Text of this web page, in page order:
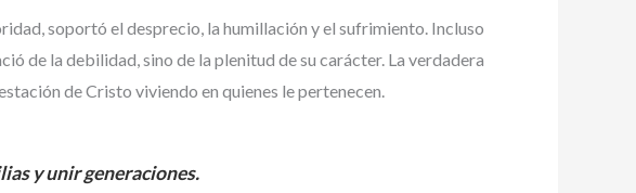
soportó el desprecio, la humillación y el sufrimiento. Incluso
de la debilidad, sino de la plenitud de su carácter. La verdadera
de Cristo viviendo en quienes le pertenecen.
y unir generaciones.